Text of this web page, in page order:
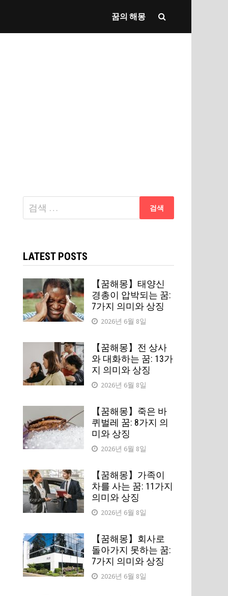
꿈의 해몽
다
음
LATEST POSTS
【꿈해몽】태양신
경총이 압박되는 꿈:
7가지 의미와 상징
2026년 6월 8일
【꿈해몽】전 상사
와 대화하는 꿈: 13가
지 의미와 상징
2026년 6월 8일
【꿈해몽】죽은 바
퀴벌레 꿈: 8가지 의
미와 상징
2026년 6월 8일
【꿈해몽】가족이
차를 사는 꿈: 11가지
의미와 상징
2026년 6월 8일
【꿈해몽】회사로
돌아가지 못하는 꿈:
7가지 의미와 상징
2026년 6월 8일